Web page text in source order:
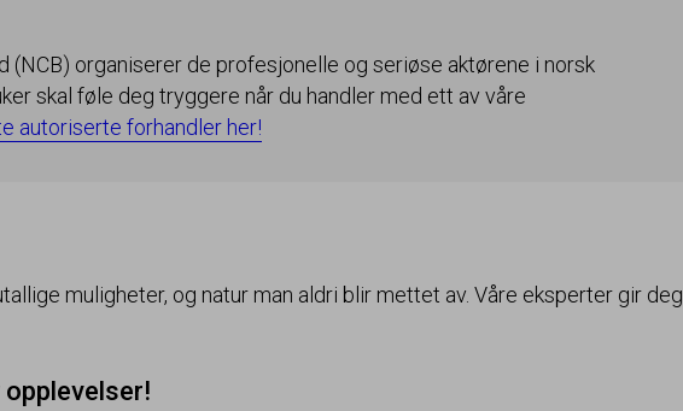
(NCB) organiserer de profesjonelle og seriøse aktørene i norsk
skal føle deg tryggere når du handler med ett av våre
autoriserte forhandler her!
muligheter, og natur man aldri blir mettet av. Våre eksperter gir deg